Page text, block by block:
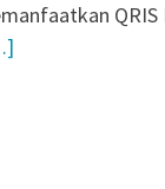
QRIS